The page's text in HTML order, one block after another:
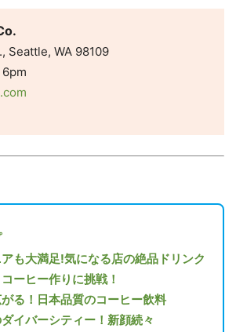
Seattle, WA 98109
も大満足!気になる店の絶品ドリンク
ーヒー作りに挑戦！
る！日本品質のコーヒー飲料
イバーシティー！新顔続々